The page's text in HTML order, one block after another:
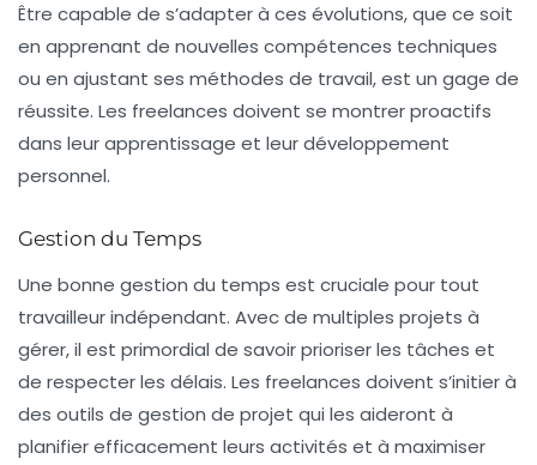
Être capable de s’adapter à ces évolutions, que ce soit
en apprenant de nouvelles compétences techniques
ou en ajustant ses méthodes de travail, est un gage de
réussite. Les freelances doivent se montrer proactifs
dans leur apprentissage et leur développement
personnel.
Gestion du Temps
Une bonne gestion du temps est cruciale pour tout
travailleur indépendant. Avec de multiples projets à
gérer, il est primordial de savoir prioriser les tâches et
de respecter les délais. Les freelances doivent s’initier à
des outils de gestion de projet qui les aideront à
planifier efficacement leurs activités et à maximiser